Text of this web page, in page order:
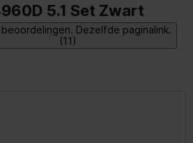
5.1 Set Zwart
beoordelingen. Dezelfde paginalink.
(11)